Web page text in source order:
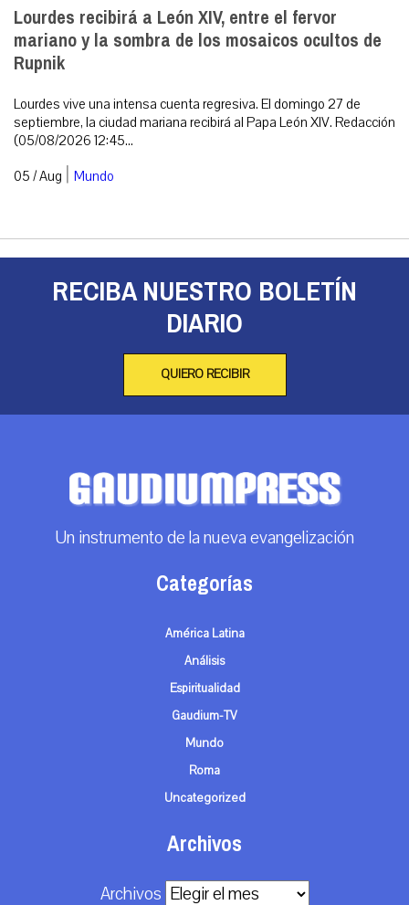
Lourdes recibirá a León XIV, entre el fervor
mariano y la sombra de los mosaicos ocultos de
Rupnik
Lourdes vive una intensa cuenta regresiva. El domingo 27 de
septiembre, la ciudad mariana recibirá al Papa León XIV. Redacción
(05/08/2026 12:45...
05 / Aug | Mundo
RECIBA NUESTRO BOLETÍN
DIARIO
QUIERO RECIBIR
Un instrumento de la nueva evangelización
Categorías
América Latina
Análisis
Espiritualidad
Gaudium-TV
Mundo
Roma
Uncategorized
Archivos
Archivos